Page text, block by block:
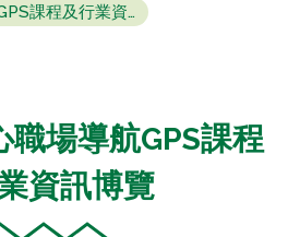
循道衛理中心職場導航GPS課程及行業資訊博覽
場導航GPS課程
資訊博覽